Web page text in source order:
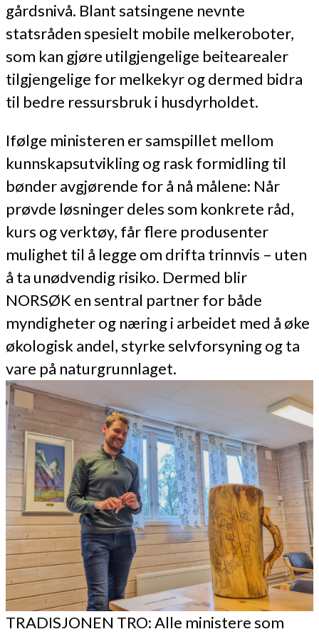
gårdsnivå. Blant satsingene nevnte
statsråden spesielt mobile melkeroboter,
som kan gjøre utilgjengelige beitearealer
tilgjengelige for melkekyr og dermed bidra
til bedre ressursbruk i husdyrholdet.
Ifølge ministeren er samspillet mellom
kunnskapsutvikling og rask formidling til
bønder avgjørende for å nå målene: Når
prøvde løsninger deles som konkrete råd,
kurs og verktøy, får flere produsenter
mulighet til å legge om drifta trinnvis – uten
å ta unødvendig risiko. Dermed blir
NORSØK en sentral partner for både
myndigheter og næring i arbeidet med å øke
økologisk andel, styrke selvforsyning og ta
vare på naturgrunnlaget.
TRADISJONEN TRO: Alle ministere som